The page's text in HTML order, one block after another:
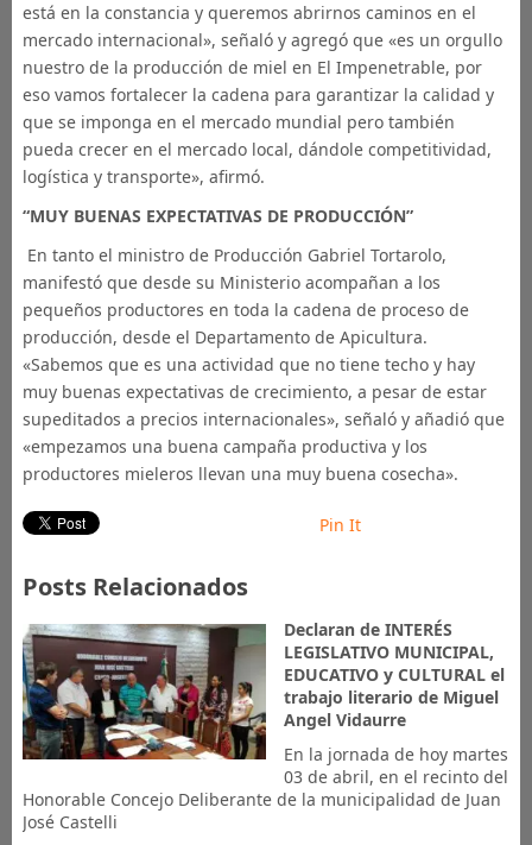
está en la constancia y queremos abrirnos caminos en el
mercado internacional», señaló y agregó que «es un orgullo
nuestro de la producción de miel en El Impenetrable, por
eso vamos fortalecer la cadena para garantizar la calidad y
que se imponga en el mercado mundial pero también
pueda crecer en el mercado local, dándole competitividad,
logística y transporte», afirmó.
“MUY BUENAS EXPECTATIVAS DE PRODUCCIÓN”
En tanto el ministro de Producción Gabriel Tortarolo,
manifestó que desde su Ministerio acompañan a los
pequeños productores en toda la cadena de proceso de
producción, desde el Departamento de Apicultura.
«Sabemos que es una actividad que no tiene techo y hay
muy buenas expectativas de crecimiento, a pesar de estar
supeditados a precios internacionales», señaló y añadió que
«empezamos una buena campaña productiva y los
productores mieleros llevan una muy buena cosecha».
Pin It
Posts Relacionados
Declaran de INTERÉS
LEGISLATIVO MUNICIPAL,
EDUCATIVO y CULTURAL el
trabajo literario de Miguel
Angel Vidaurre
En la jornada de hoy martes
03 de abril, en el recinto del
Honorable Concejo Deliberante de la municipalidad de Juan
José Castelli